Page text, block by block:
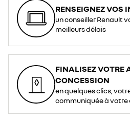
RENSEIGNEZ VOS
un conseiller Renault
meilleurs délais
FINALISEZ VOTRE
CONCESSION
en quelques clics,
communiquée à votre